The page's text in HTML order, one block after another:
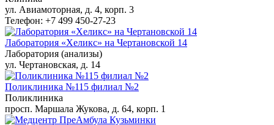
ул. Авиамоторная, д. 4, корп. 3
Телефон: +7 499 450-27-23
Лаборатория «Хеликс» на Чертановской 14
Лаборатория (анализы)
ул. Чертановская, д. 14
Поликлиника №115 филиал №2
Поликлиника
просп. Маршала Жукова, д. 64, корп. 1